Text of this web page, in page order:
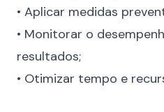
• Aplicar medidas
• Monitorar o
resultados;
• Otimizar tempo e